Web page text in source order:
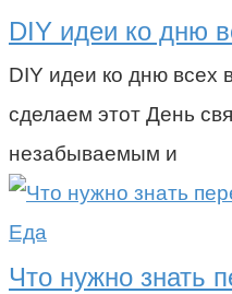
DIY идеи ко дню
DIY идеи ко дню всех
сделаем этот День
незабываемым и
Еда
Что нужно знать